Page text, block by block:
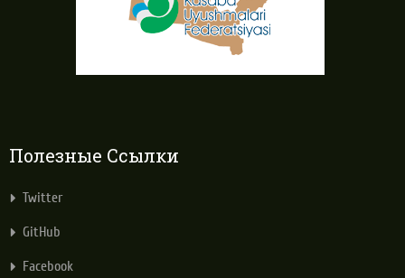
Полезные Ссылки
Twitter
GitHub
Facebook